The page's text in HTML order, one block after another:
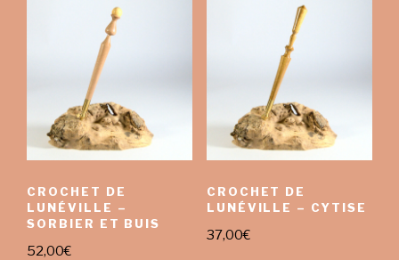
CROCHET DE
LUNÉVILLE –
SORBIER ET BUIS
52,00€
CROCHET DE
LUNÉVILLE – CYTISE
37,00€